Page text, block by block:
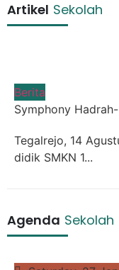
Artikel Sekolah
Berita
Symphony Hadrah-
Tegalrejo, 14
didik SMKN 1...
Agenda Sekolah